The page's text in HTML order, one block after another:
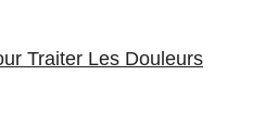
Traiter Les Douleurs